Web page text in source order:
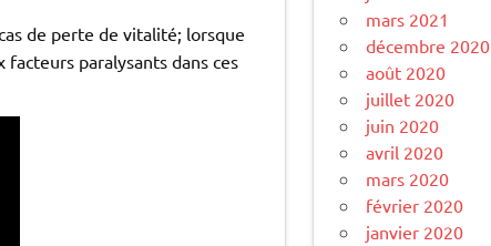
de perte de vitalité; lorsque
paralysants dans ces
mars 2021
décembre 2020
août 2020
juillet 2020
juin 2020
avril 2020
mars 2020
février 2020
janvier 2020